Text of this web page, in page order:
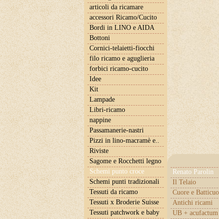
articoli da ricamare
accessori Ricamo/Cucito
Bordi in LINO e AIDA
Bottoni
Cornici-telaietti-fiocchi
filo ricamo e aguglieria
forbici ricamo-cucito
Idee
Kit
Lampade
Libri-ricamo
nappine
Passamanerie-nastri
Pizzi in lino-macramè e..
Riviste
Sagome e Rocchetti legno
Schemi punto croce
Renato Parolin
Il Telaio
Cuore e
Antichi ricami
UB +
Schemi punti tradizionali
Tessuti da ricamo
Tessuti x Broderie Suisse
Tessuti patchwork e baby